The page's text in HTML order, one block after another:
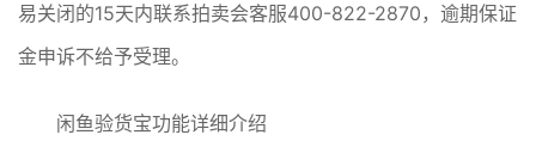
易关闭的15天内联系拍卖会客服400-822-2870，逾期保证
金申诉不给予受理。
闲鱼验货宝功能详细介绍